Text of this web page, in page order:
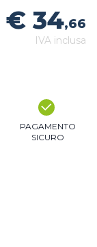
€ 34,66
IVA inclusa
PAGAMENTO
SICURO